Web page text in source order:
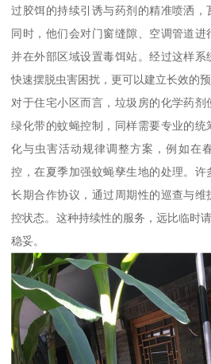
过胶饵的持续引诱与药剂的精准喷洒，
同时，他们会对门窗缝隙、空调管道进
并在外部区域设置毒饵站。经过这样
快速摆脱虫害困扰，更可以建立长效的
对于住宅小区而言，垃圾房的化学药剂
绿化带的蚊蝇控制，同样需要专业的
化与虫害活动规律调整方案，例如在
控，在夏季加强蚊蝇孳生地的处理。
长期合作协议，通过周期性的巡查与
控状态。这种持续性的服务，远比临时
稳妥。